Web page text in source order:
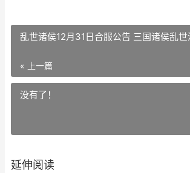
乱世诸侯12月31日合服公告 三国诸侯乱世
« 上一篇
没有了！
延伸阅读